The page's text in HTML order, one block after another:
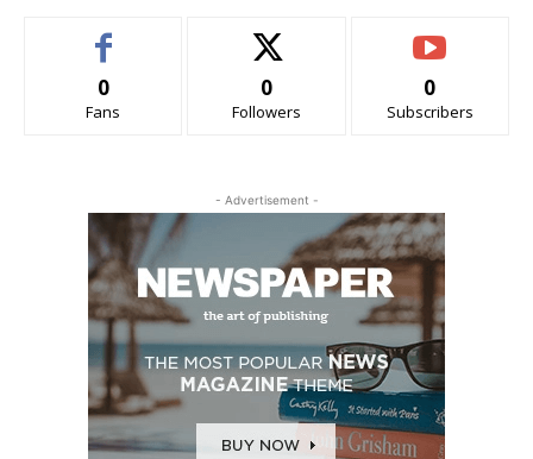
0
Fans
0
Followers
0
Subscribers
- Advertisement -